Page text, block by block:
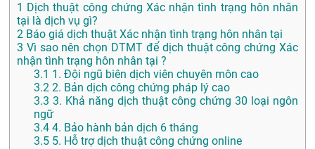
1 Dịch thuật công chứng Xác nhận tình trạng hôn nhân
tại là dịch vụ gì?
2 Báo giá dịch thuật Xác nhận tình trạng hôn nhân tại
3 Vì sao nên chọn DTMT để dịch thuật công chứng Xác
nhận tình trạng hôn nhân tại ?
3.1 1. Đội ngũ biên dịch viên chuyên môn cao
3.2 2. Bản dịch công chứng pháp lý cao
3.3 3. Khả năng dịch thuật công chứng 30 loại ngôn
ngữ
3.4 4. Bảo hành bản dịch 6 tháng
3.5 5. Hỗ trợ dịch thuật công chứng online